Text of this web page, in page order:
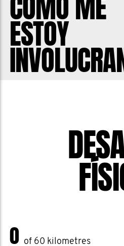
zomers vaak iets
met ups en downs.
trainingen vorig jaar
dat de grootste
man uit te lopen niet
heb je weinig zin.
alleen met je eigen
enorme mentale
wedstrijd zelf
lichaam je roept te
eigenlijk. En dat is
ESTOY
0 of 60 kilometres